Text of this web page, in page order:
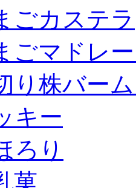
ごカステラ
ごマドレ
り株バー
キー
ろり
菓